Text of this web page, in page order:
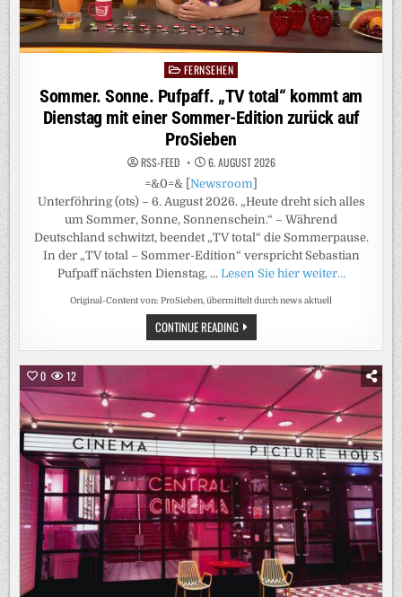
WG-
ALLTAG
OHNE
ELTERN
Posted
in
FERNSEHEN
Sommer. Sonne. Pufpaff. „TV total“ kommt am
Dienstag mit einer Sommer-Edition zurück auf
ProSieben
RSS-FEED 6. AUGUST 2026
=&0=& [ Newsroom
Unterföhring (ots) – 6. August 2026. „Heute dreht sich alles
um Sommer, Sonne, Sonnenschein.“ – Während
Deutschland schwitzt, beendet „TV total“ die Sommerpause.
In der „TV total – Sommer-Edition“ verspricht Sebastian
Pufpaff nächsten Dienstag, … Lesen Sie hier weiter…
Original-Content von: ProSieben, übermittelt durch news aktuell
CONTINUE READINGSOMMER.
SONNE.
PUFPAFF.
„TV
DIENSTAG
MIT
EINER
SOMMER-
EDITION
ZURÜCK
AUF
PROSIEBEN
0 12